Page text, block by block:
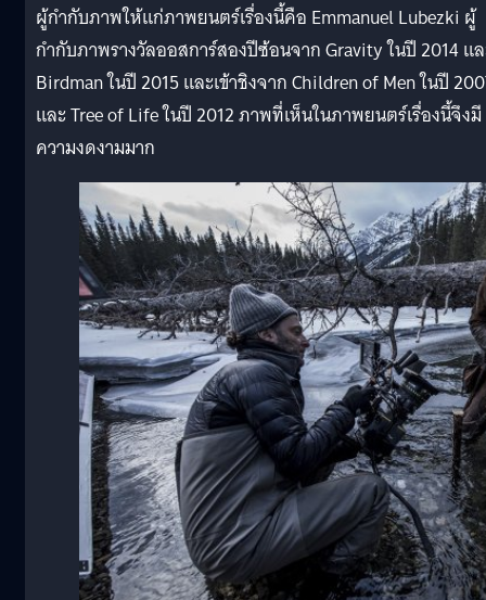
ผู้กำกับภาพให้แก่ภาพยนตร์เรื่องนี้คือ Emmanuel Lubezki ผู้
กำกับภาพรางวัลออสการ์สองปีซ้อนจาก Gravity ในปี 2014 แ
Birdman ในปี 2015 และเข้าชิงจาก Children of Men ในปี
และ Tree of Life ในปี 2012 ภาพที่เห็นในภาพยนตร์เรื่องนี้จึงมี
ความงดงามมาก